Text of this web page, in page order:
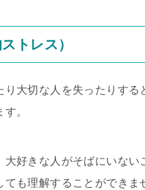
トレス）
大切な人を失ったりする
。
好きな人がそばにいない
も理解することができま